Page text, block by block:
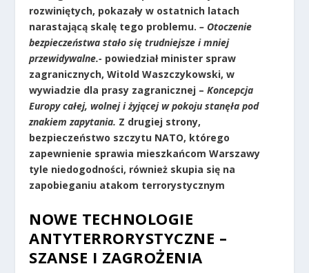
rozwiniętych, pokazały w ostatnich latach
narastającą skalę tego problemu.– Otoczenie
bezpieczeństwa stało się trudniejsze i mniej
przewidywalne.- powiedział minister spraw
zagranicznych, Witold Waszczykowski, w
wywiadzie dla prasy zagranicznej – Koncepcja
Europy całej, wolnej i żyjącej w pokoju stanęła pod
znakiem zapytania. Z drugiej strony,
bezpieczeństwo szczytu NATO, którego
zapewnienie sprawia mieszkańcom Warszawy
tyle niedogodności, również skupia się na
zapobieganiu atakom terrorystycznym
NOWE TECHNOLOGIE
ANTYTERRORYSTYCZNE –
SZANSE I ZAGROŻENIA